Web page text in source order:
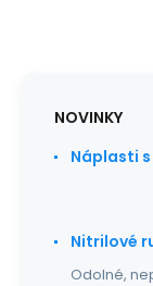
NOVINKY
Náplasti s
Nitrilové
Odolné,